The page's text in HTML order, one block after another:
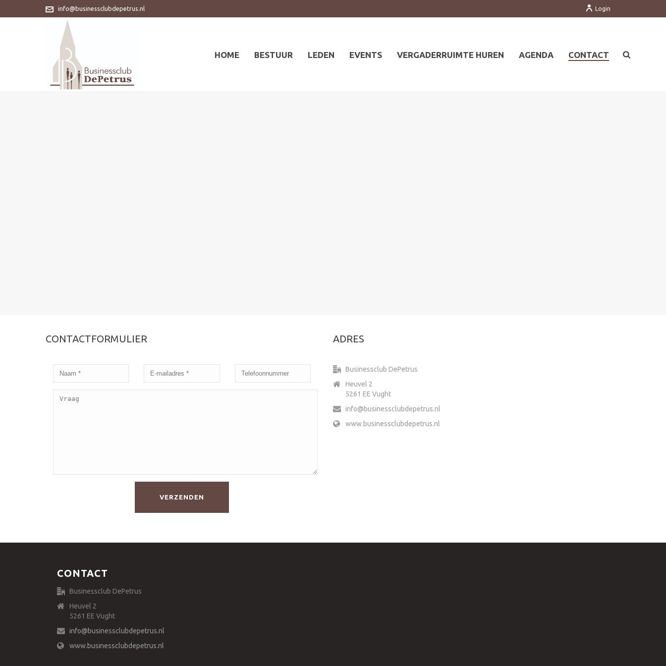
info@businessclubdepetrus.nl Login
HOME BESTUUR LEDEN EVENTS VERGADERRUIMTE HUREN AGENDA CONTACT
CONTACTFORMULIER ADRES
Businessclub DePetrus
Heuvel 2
5261 EE Vught
info@businessclubdepetrus.nl
www.businessclubdepetrus.nl
CONTACT
Businessclub DePetrus
Heuvel 2
5261 EE Vught
info@businessclubdepetrus.nl
www.businessclubdepetrus.nl